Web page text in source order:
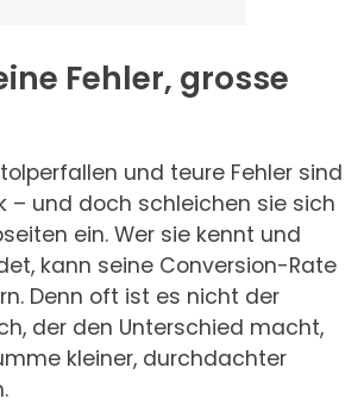
Fehler, grosse
und teure Fehler sind
– und doch schleichen sie sich
ein. Wer sie kennt und
kann seine Conversion-Rate
Denn oft ist es nicht der
der den Unterschied macht,
kleiner, durchdachter